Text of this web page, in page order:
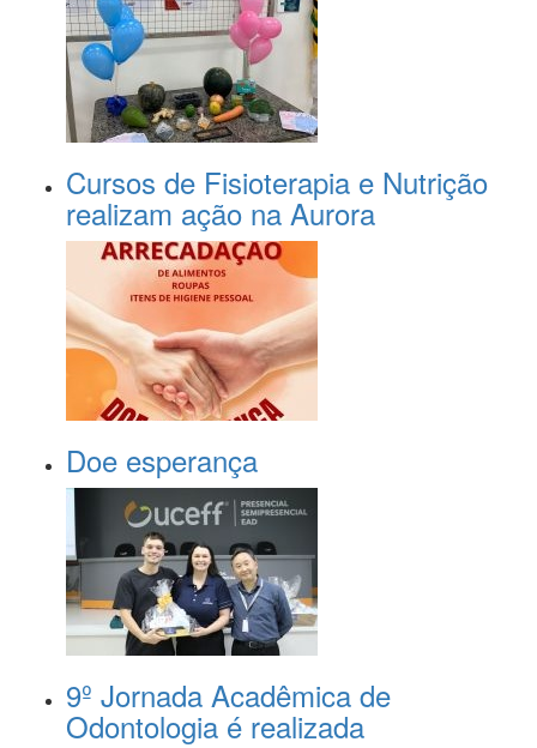
Cursos de Fisioterapia e Nutrição
realizam ação na Aurora
Doe esperança
9º Jornada Acadêmica de
Odontologia é realizada